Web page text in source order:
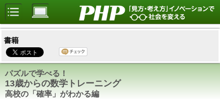
書籍
パズルで学べる！
13歳からの数学トレーニング
高校の「確率」がわかる編